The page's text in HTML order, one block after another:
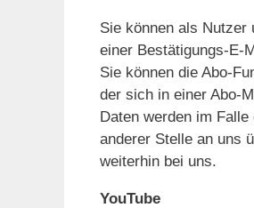
Sie können als Nutzer
einer Bestätigungs-E-
Sie können die Abo-
der sich in einer Abo-
Daten werden im
anderer Stelle an uns
weiterhin bei uns.
YouTube